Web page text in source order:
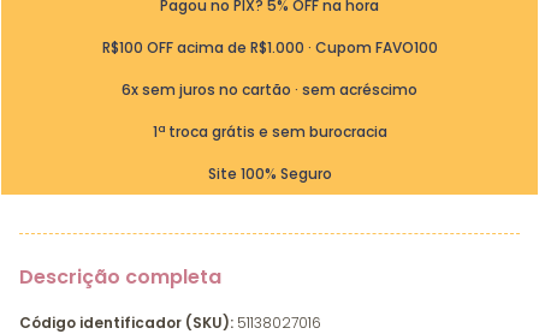
Pagou no PIX? 5% OFF na hora
R$100 OFF acima de R$1.000 · Cupom FAVO100
6x sem juros no cartão · sem acréscimo
1ª troca grátis e sem burocracia
Site 100% Seguro
Descrição completa
Código identificador (SKU): 51138027016